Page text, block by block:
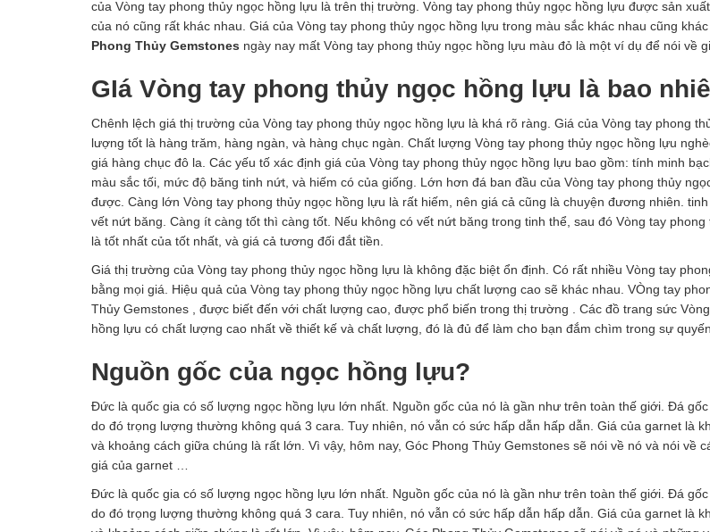
của Vòng tay phong thủy ngọc hồng lựu là trên thị trường. Vòng tay phong thủy ngọc hồng lựu được sản
của nó cũng rất khác nhau. Giá của Vòng tay phong thủy ngọc hồng lựu trong màu sắc khác nhau cũng
Phong Thủy Gemstones ngày nay mất Vòng tay phong thủy ngọc hồng lựu màu đỏ là một ví dụ để nói về
GIá Vòng tay phong thủy ngọc hồng lựu là bao
Chênh lệch giá thị trường của Vòng tay phong thủy ngọc hồng lựu là khá rõ ràng. Giá của Vòng tay phong
lượng tốt là hàng trăm, hàng ngàn, và hàng chục ngàn. Chất lượng Vòng tay phong thủy ngọc hồng lựu
giá hàng chục đô la. Các yếu tố xác định giá của Vòng tay phong thủy ngọc hồng lựu bao gồm: tính minh
màu sắc tối, mức độ băng tinh nứt, và hiếm có của giống. Lớn hơn đá ban đầu của Vòng tay phong thủy
được. Càng lớn Vòng tay phong thủy ngọc hồng lựu là rất hiếm, nên giá cả cũng là chuyện đương nhiên.
vết nứt băng. Càng ít càng tốt thì càng tốt. Nếu không có vết nứt băng trong tinh thể, sau đó Vòng tay
là tốt nhất của tốt nhất, và giá cả tương đối đắt tiền.
Giá thị trường của Vòng tay phong thủy ngọc hồng lựu là không đặc biệt ổn định. Có rất nhiều Vòng tay
bằng mọi giá. Hiệu quả của Vòng tay phong thủy ngọc hồng lựu chất lượng cao sẽ khác nhau. VÒng tay
Thủy Gemstones , được biết đến với chất lượng cao, được phổ biến trong thị trường . Các đồ trang sức
hồng lựu có chất lượng cao nhất về thiết kế và chất lượng, đó là đủ để làm cho bạn đắm chìm trong sự
Nguồn gốc của ngọc hồng lựu?
Đức là quốc gia có số lượng ngọc hồng lựu lớn nhất. Nguồn gốc của nó là gần như trên toàn thế giới. Đá
do đó trọng lượng thường không quá 3 cara. Tuy nhiên, nó vẫn có sức hấp dẫn hấp dẫn. Giá của garnet là
và khoảng cách giữa chúng là rất lớn. Vì vậy, hôm nay, Góc Phong Thủy Gemstones sẽ nói về nó và nói về
giá của garnet …
Đức là quốc gia có số lượng ngọc hồng lựu lớn nhất. Nguồn gốc của nó là gần như trên toàn thế giới. Đá
do đó trọng lượng thường không quá 3 cara. Tuy nhiên, nó vẫn có sức hấp dẫn hấp dẫn. Giá của garnet là